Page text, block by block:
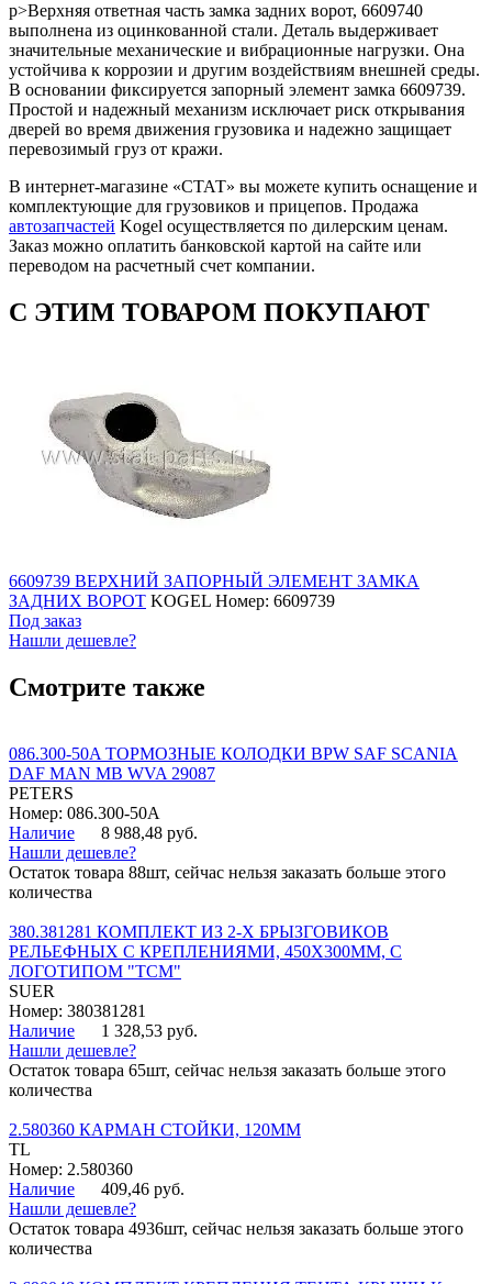
p>Верхняя ответная часть замка задних ворот, 6609740
выполнена из оцинкованной стали. Деталь выдерживает
значительные механические и вибрационные нагрузки. Она
устойчива к коррозии и другим воздействиям внешней среды.
В основании фиксируется запорный элемент замка 6609739.
Простой и надежный механизм исключает риск открывания
дверей во время движения грузовика и надежно защищает
перевозимый груз от кражи.
В интернет-магазине «СТАТ» вы можете купить оснащение и
комплектующие для грузовиков и прицепов. Продажа
автозапчастей Kogel осуществляется по дилерским ценам.
Заказ можно оплатить банковской картой на сайте или
переводом на расчетный счет компании.
С ЭТИМ ТОВАРОМ ПОКУПАЮТ
6609739 ВЕРХНИЙ ЗАПОРНЫЙ ЭЛЕМЕНТ ЗАМКА
ЗАДНИХ ВОРОТ KOGEL Номер: 6609739
Под заказ
Нашли дешевле?
Смотрите также
086.300-50A ТОРМОЗНЫЕ КОЛОДКИ BPW SAF SCANIA
DAF MAN MB WVA 29087
PETERS
Номер: 086.300-50A
Наличие
8 988,48 руб.
Нашли дешевле?
Остаток товара 88шт, сейчас нельзя заказать больше этого
количества
380.381281 КОМПЛЕКТ ИЗ 2-Х БРЫЗГОВИКОВ
РЕЛЬЕФНЫХ С КРЕПЛЕНИЯМИ, 450Х300ММ, С
ЛОГОТИПОМ "ТСМ"
SUER
Номер: 380381281
Наличие
1 328,53 руб.
Нашли дешевле?
Остаток товара 65шт, сейчас нельзя заказать больше этого
количества
2.580360 КАРМАН СТОЙКИ, 120ММ
TL
Номер: 2.580360
Наличие
409,46 руб.
Нашли дешевле?
Остаток товара 4936шт, сейчас нельзя заказать больше этого
количества